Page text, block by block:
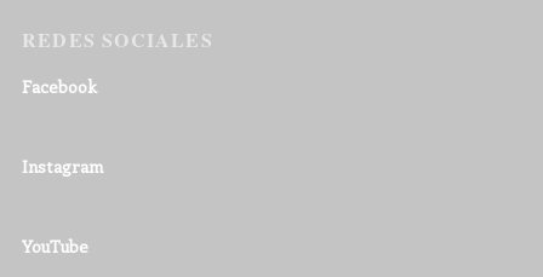
REDES SOCIALES
Facebook
Instagram
YouTube